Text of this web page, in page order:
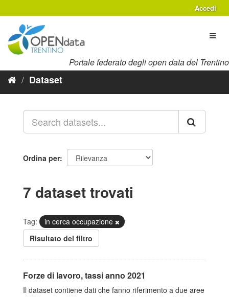
al
contenuto
Accedi
Portale federato degli open data del Trentino
Dataset
Ordina per
7 dataset trovati
Tag:
in cerca occupazione
Risultato del filtro
Forze di lavoro, tassi anno 2021
Il dataset contiene dati che fanno riferimento a due aree